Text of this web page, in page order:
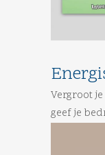
Vergroot
geef je